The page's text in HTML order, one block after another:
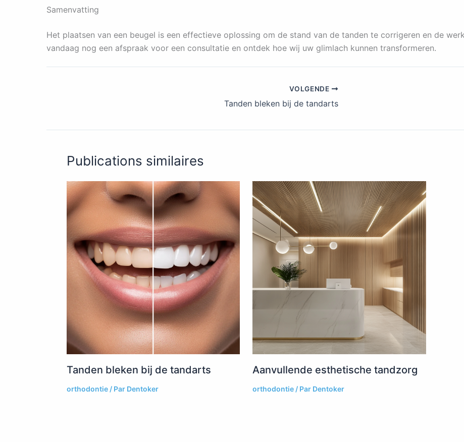
Samenvatting
Het plaatsen van een beugel is een effectieve oplossing om de stand van de tanden te corrigeren en de
vandaag nog een afspraak voor een consultatie en ontdek hoe wij uw glimlach kunnen transformeren.
VOLGENDE
Tanden bleken bij de tandarts
Publications similaires
Tanden bleken bij de tandarts
orthodontie / Par Dentoker
Aanvullende esthetische tandzorg
orthodontie / Par Dentoker